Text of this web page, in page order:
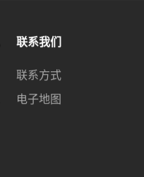
联系我们
联系方式
电子地图